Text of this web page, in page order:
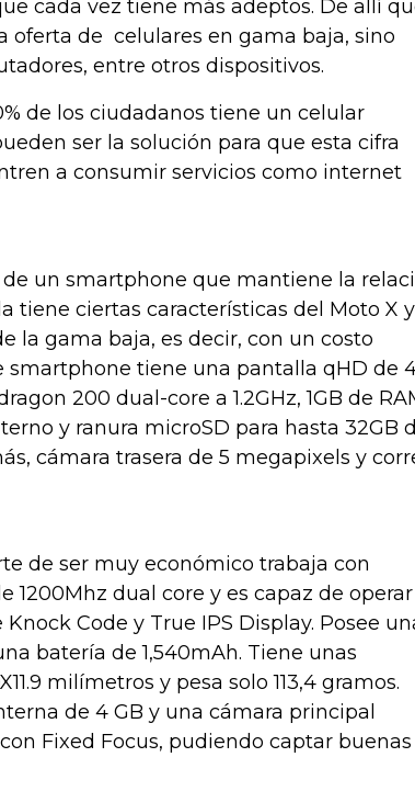
cada vez tiene más adeptos. De allí
oferta de celulares en gama baja, sino
entre otros dispositivos.
de los ciudadanos tiene un celular
ser la solución para que esta cifra
a consumir servicios como internet
un smartphone que mantiene la
tiene ciertas características del Moto X y
la gama baja, es decir, con un costo
smartphone tiene una pantalla qHD de
200 dual-core a 1.2GHz, 1GB de
y ranura microSD para hasta 32GB
cámara trasera de 5 megapixels y
de ser muy económico trabaja con
1200Mhz dual core y es capaz de operar
Code y True IPS Display. Posee
batería de 1,540mAh. Tiene unas
milímetros y pesa solo 113,4 gramos.
de 4 GB y una cámara principal
Fixed Focus, pudiendo captar buenas